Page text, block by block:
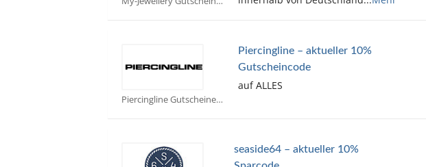
Piercingline Gutscheine
Piercingline – aktueller 10%
Gutscheincode
auf ALLES
seaside64 – aktueller 10%